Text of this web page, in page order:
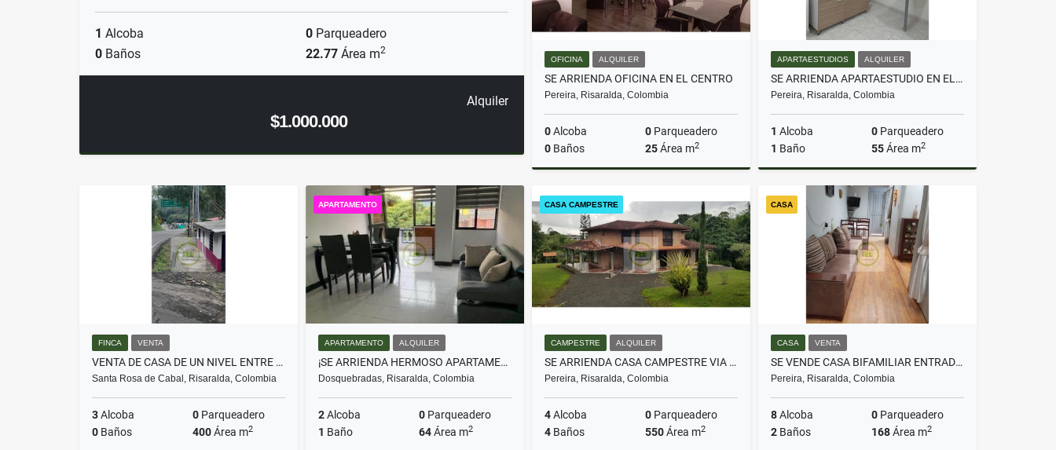
1 Alcoba 0 Parqueadero
0 Baños 22.77 Área m2
Alquiler
$1.000.000
OFICINA ALQUILER
SE ARRIENDA OFICINA EN EL CENTRO
Pereira, Risaralda, Colombia
0Alcoba 0 Parqueadero
0 Baños 25Área m2
$2.300.000
APARTAESTUDIOS ALQUILER
SE ARRIENDA APARTAESTUDIO EN EL CENTRO
Pereira, Risaralda, Colombia
1 Alcoba 0 Parqueadero
1 Baño 55Área m2
Alquiler
$700.000
FINCA VENTA
VENTA DE CASA DE UN NIVEL ENTRE SANTA ROSA Y CHINCHINA
Santa Rosa de Cabal, Risaralda, Colombia
3Alcoba 0 Parqueadero
0 Baños 400Área m2
APARTAMENTO
APARTAMENTO ALQUILER
¡SE ARRIENDA HERMOSO APARTAMENTO AMOBLADO EN DOSQUEBRADAS!
Dosquebradas, Risaralda, Colombia
2Alcoba 0 Parqueadero
1 Baño 64Área m2
CASA CAMPESTRE
CAMPESTRE ALQUILER
SE ARRIENDA CASA CAMPESTRE VIA ARMENIA SECTOR LA CASONA
Pereira, Risaralda, Colombia
4Alcoba 0 Parqueadero
4 Baños 550Área m2
CASA
CASA VENTA
SE VENDE CASA BIFAMILIAR ENTRADAS INDEPENDIENTES
Pereira, Risaralda, Colombia
8Alcoba 0 Parqueadero
2 Baños 168Área m2